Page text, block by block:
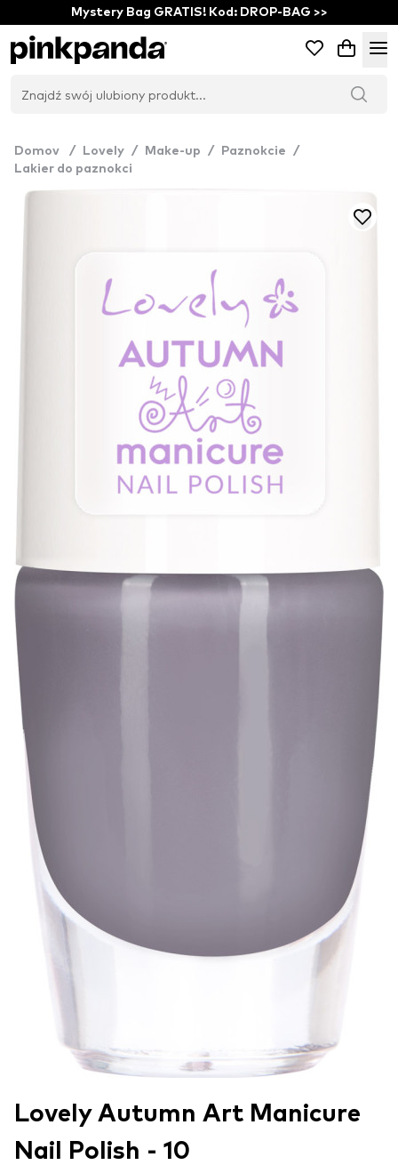
Mystery Bag GRATIS! Kod: DROP-BAG >>
Domov / Lovely / Make-up / Paznokcie
/
Lakier do paznokci
Lovely Autumn Art Manicure
Nail Polish - 10